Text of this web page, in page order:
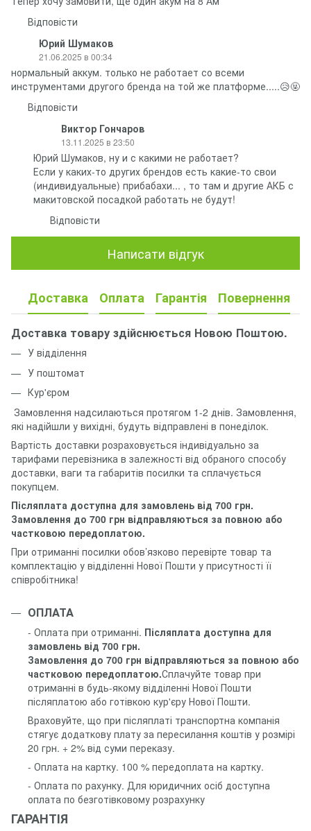
Відповісти
Юрий Шумаков
21.06.2025 в 00:34
нормальный аккум. только не работает со всеми
инструментами другого бренда на той же платформе.....😥🤬
Відповісти
Виктор Гончаров
13.11.2025 в 23:50
Юрий Шумаков, ну и с какими не работает?
Если у каких-то других брендов есть какие-то свои
(индивидуальные) прибабахи... , то там и другие АКБ с
макитовской посадкой работать не будут!
Відповісти
Написати відгук
Доставка Оплата Гарантія Повернення
Доставка товару здійснюється Новою Поштою.
У відділення
У поштомат
Кур'єром
Замовлення надсилаються протягом 1-2 днів. Замовлення,
які надійшли у вихідні, будуть відправлені в понеділок.
Вартість доставки розраховується індивідуально за
тарифами перевізника в залежності від обраного способу
доставки, ваги та габаритів посилки та сплачується
покупцем.
Післяплата доступна для замовлень від 700 грн.
Замовлення до 700 грн відправляються за повною або
частковою передоплатою.
При отриманні посилки обов’язково перевірте товар та
комплектацію у відділенні Нової Пошти у присутності її
співробітника!
ОПЛАТА
- Оплата при отриманні. Післяплата доступна для
замовлень від 700 грн.
Замовлення до 700 грн відправляються за повною або
частковою передоплатою.Сплачуйте товар при
отриманні в будь-якому відділенні Нової Пошти
післяплатою або готівкою кур'єру Нової Пошти.
Враховуйте, що при післяплаті транспортна компанія
стягує додаткову плату за пересилання коштів у розмірі
20 грн. + 2% від суми переказу.
- Оплата на картку. 100 % передоплата на картку.
- Оплата по рахунку. Для юридичних осіб доступна
оплата по безготівковому розрахунку
ГАРАНТІЯ